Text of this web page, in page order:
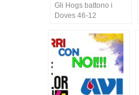
Gli Hogs battono i
Doves 46-12